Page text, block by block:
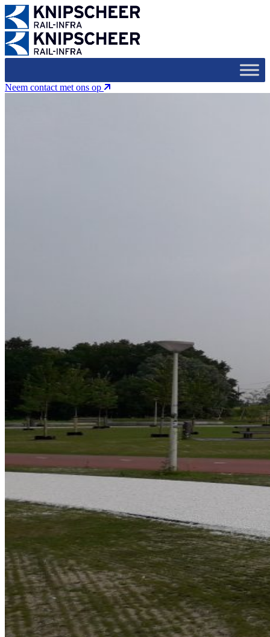
Neem contact met ons op